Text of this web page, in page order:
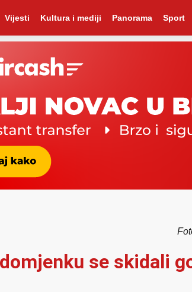
Vijesti Kultura i mediji Panorama Sport
se skidali